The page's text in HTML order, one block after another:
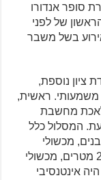
סופר אנדורו
של לפני
בשל משבר
ציון נוספת,
ראשית,
מחשבת
המסלול כלל
מכשולי
צמיגים שוכבים ועומדים בגובה של יותר מ-2 מטרים, מכשולי
אינטנסיבי